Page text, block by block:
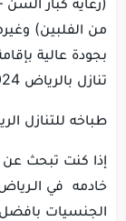
من الفلبين)
بجودة عالية
تنازل بالرياض 2024 نوفر هذه الخدمات المميزة.
طباخه للتنازل
إذا كنت تبحث
خادمه في
الجنسيات بافضل